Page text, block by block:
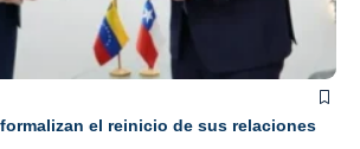
el reinicio de sus relaciones